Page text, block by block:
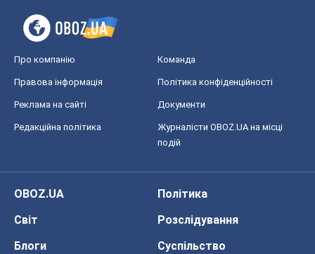
Про компанію Команда
Правова інформація Політика конфіденційності
Реклама на сайті Документи
Редакційна політика
Журналісти OBOZ.UA на місці
подій
OBOZ.UA
Політика
Світ
Розслідування
Блоги
Суспільство